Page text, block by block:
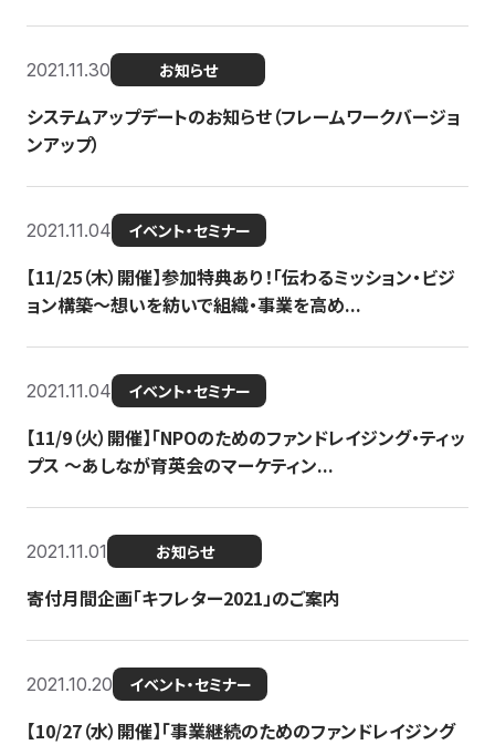
2021.11.30 お知らせ
システムアップデートのお知らせ（フレームワークバージョ
ンアップ）
2021.11.04 イベント・セミナー
【11/25（木）開催】参加特典あり！「伝わるミッション・ビジ
ョン構築〜想いを紡いで組織・事業を高め...
2021.11.04 イベント・セミナー
【11/9（火）開催】「NPOのためのファンドレイジング・ティッ
プス 〜あしなが育英会のマーケティン...
2021.11.01 お知らせ
寄付月間企画「キフレター2021」のご案内
2021.10.20 イベント・セミナー
【10/27（水）開催】「事業継続のためのファンドレイジング